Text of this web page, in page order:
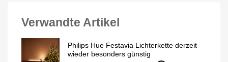
Verwandte Artikel
Philips Hue Festavia Lichterkette derzeit
wieder besonders günstig